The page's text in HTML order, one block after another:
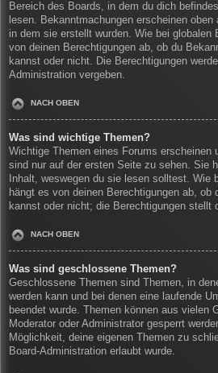
Bereich des Boards, in dem du dich
lesen. Bekanntmachungen erscheinen
in dem sie erstellt wurden. Wie bei globalen
von deinen Berechtigungen ab, ob du
kannst oder nicht. Die Berechtigungen
Administration vergeben.
NACH OBEN
Was sind wichtige Themen?
Wichtige Themen eines Forums erscheinen
sind nur auf der ersten Seite zu sehen. Sie
Inhalt, weswegen du sie lesen solltest. Wie
hängt es von deinen Berechtigungen ab, ob
kannst oder nicht; die Berechtigungen stellt
NACH OBEN
Was sind geschlossene Themen?
Geschlossene Themen sind Themen, in
werden kann und bei denen eine laufende
beendet wurde. Themen können aus vielen
Moderator oder Administrator gesperrt
Möglichkeit, deine eigenen Themen zu
Board-Administration erlaubt wurde.